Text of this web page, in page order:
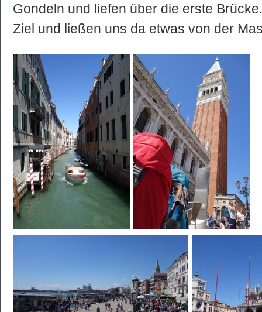
Gondeln und liefen über die erste
Ziel und ließen uns da etwas von der